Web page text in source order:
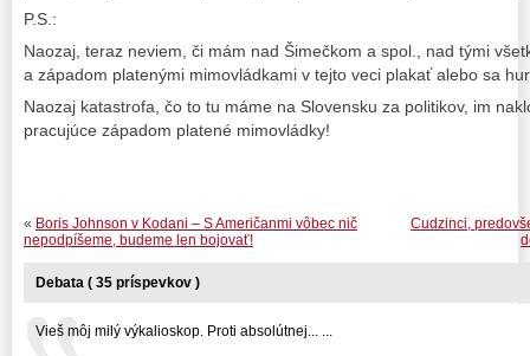
P.S.:
Naozaj, teraz neviem, či mám nad Šimečkom a spol., nad tými
a západom platenými mimovládkami v tejto veci plakať alebo sa
Naozaj katastrofa, čo to tu máme na Slovensku za politikov, im
pracujúce západom platené mimovládky!
Cudzinci,
« Boris Johnson v Kodani – S Američanmi vôbec nič
nepodpíšeme, budeme len bojovať!
Debata ( 35 príspevkov )
Vieš môj milý výkalioskop. Proti absolútnej... ...